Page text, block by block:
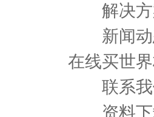
解决
新闻
在线买世
联系
资料